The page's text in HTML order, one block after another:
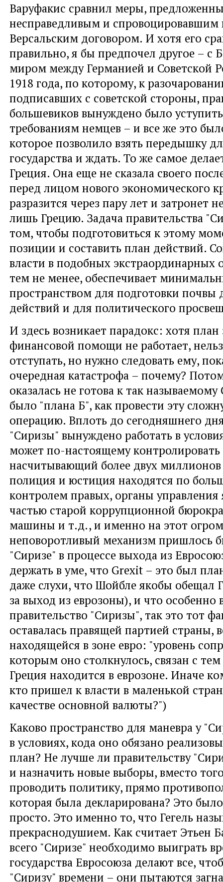
Варуфакис сравнил меры,
несправедливым и спровоцировавшим
Версальским договором. И хотя его
правильно, я бы предпочел другое – с
миром между Германией и Советской
1918 года, по которому, к
подписавших с советской стороны,
большевиков вынуждено было
требованиям немцев – и все же это
которое позволило взять передышку
государства и ждать. То же самое
Греция. Она еще не сказала своего
перед лицом нового экономического
разразится через пару лет и затронет
лишь Грецию. Задача правительства
том, чтобы подготовиться к этому
позиции и составить план действий.
власти в подобных экстраординарных
тем не менее, обеспечивает
пространством для подготовки почвы
действий и для политического
И здесь возникает парадокс: хотя
финансовой помощи не работает,
отступать, но нужно следовать ему,
очередная катастрофа – почему?
оказалась не готова к так
было "плана Б", как провести эту
операцию. Вплоть до сегодняшнего
"Сиризы" вынуждено работать в
может по-настоящему контролировать
насчитывающий более двух
полиция и юстиция находятся по
контролем правых, органы управления
частью старой коррупционной
машины и т.д., и именно на этот
неповоротливый механизм пришлось
"Сиризе" в процессе выхода из
держать в уме, что Grexit – это был
даже слухи, что Шойбле якобы обещал
за выход из еврозоны), и что особенно
правительство "Сиризы", так это тот
оставалась правящей партией страны,
находящейся в зоне евро: "уровень
которым оно столкнулось, связан с
Греция находится в еврозоне. Иначе
кто пришел к власти в маленькой
качестве основной валюты?")
Каково пространство для маневра у
в условиях, кода оно обязано
план? Не лучше ли правительству
и назначить новые выборы, вместо
проводить политику, прямо
которая была декларирована? Это
просто. Это именно то, что Гегель
прекраснодушием. Как считает Этьен
всего "Сиризе" необходимо выиграть
государства Евросоюза делают все,
"Сиризу" времени – они пытаются